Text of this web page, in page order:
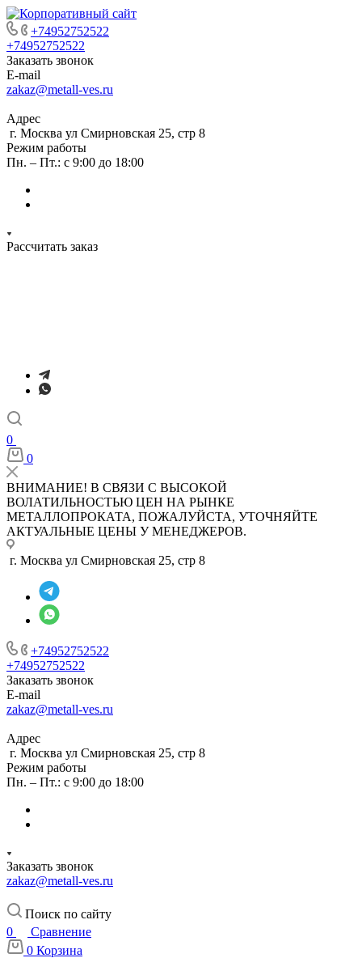
+74952752522
+74952752522
Заказать звонок
E-mail
zakaz@metall-ves.ru
Адрес
г. Москва ул Смирновская 25, стр 8
Режим работы
Пн. – Пт.: с 9:00 до 18:00
Рассчитать заказ
0
0
ВНИМАНИЕ! В СВЯЗИ С ВЫСОКОЙ
ВОЛАТИЛЬНОСТЬЮ ЦЕН НА РЫНКЕ
МЕТАЛЛОПРОКАТА, ПОЖАЛУЙСТА, УТОЧНЯЙТЕ
АКТУАЛЬНЫЕ ЦЕНЫ У МЕНЕДЖЕРОВ.
г. Москва ул Смирновская 25, стр 8
+74952752522
+74952752522
Заказать звонок
E-mail
zakaz@metall-ves.ru
Адрес
г. Москва ул Смирновская 25, стр 8
Режим работы
Пн. – Пт.: с 9:00 до 18:00
Заказать звонок
zakaz@metall-ves.ru
Поиск по сайту
0
Сравнение
0 Корзина